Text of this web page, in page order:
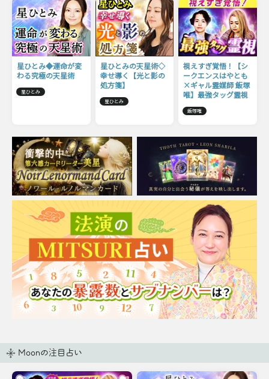
星ひとみ◆運命が変
わる究極の天星術
星ひとみ
星ひとみの天星術◇
幸せ導く【光と影の
処方箋】
星ひとみ
視えすぎ覚悟！【シ
ークエンスはやとも
×ギャル霊媒師 飯塚
唯】最強タッグ霊視
飯塚唯
Moonの注目占い